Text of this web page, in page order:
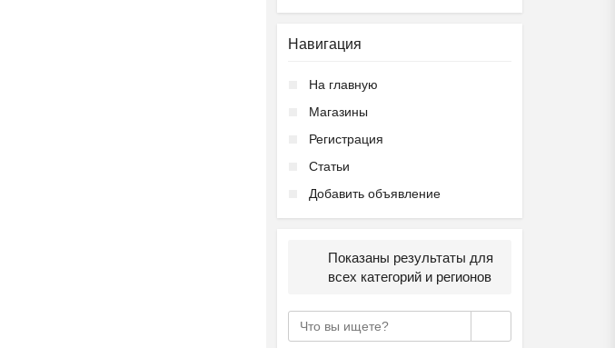
Навигация
На главную
Магазины
Регистрация
Статьи
Добавить объявление
Показаны результаты для
всех категорий и регионов